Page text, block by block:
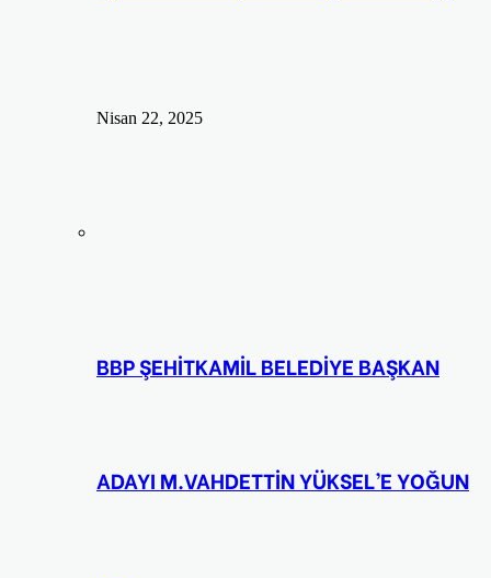
Nisan 22, 2025
BBP ŞEHİTKAMİL BELEDİYE BAŞKAN
ADAYI M.VAHDETTİN YÜKSEL’E YOĞUN